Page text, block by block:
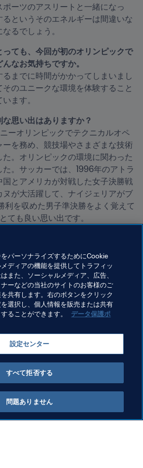
ポーツのアスリートと一緒になっ
というそのエネルギーは間違いな
るでしょう。
ても、今回が初のオリンピックで
までに時間がかかってしまいまし
のユニークな環境を体験すること
ます。
ーオリンピックでテクニカルオペ
を務め、競技場やさまざまな技術
。オリンピックの環境に関わった
。サッカーでは、1996年のアトラ
国とアメリカが対戦した女子決勝戦
が大活躍して、ナイジェリアがブ
利を収めた男子準決勝をよく覚えて
ても良い思い出です。
stars hoping to light up
World Cup
パーソナライズするためにCookie
ディアの機能を提供してトラフィッ
また、ソーシャルメディア、広告、
ーなどの当社のサイトのお客様のご
共有します。右のボタンをクリック
選択し、個人情報を販売または共有
ることができます。
データ保護ポ
設定センター
すべて拒否する
問題ありません